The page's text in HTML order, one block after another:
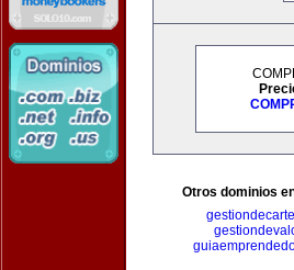
Otros dominios